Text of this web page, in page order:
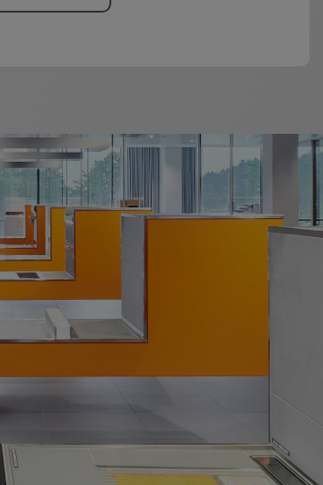
insuffisante
murs. Le profilé
à l'aide de
phonique
aux bruits de
KERDI-